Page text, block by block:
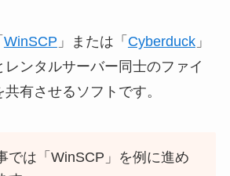
WinSCP 」または「 Cyberduck」
レンタルサーバー同士のファイ
有させるソフトです。
では「WinSCP」を例に進め